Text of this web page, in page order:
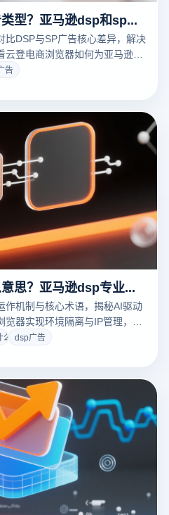
亚马逊dsp是什么广告类型？亚马逊dsp和sp广告的区别
比DSP与SP广告核心差异，解决
登电商浏览器如何为亚马逊广
告
亚马逊dsp广告是什么意思？亚马逊dsp专业术语
作机制与核心术语，揭秘AI驱动
器实现环境隔离与IP管理，提
，赋能品牌全球化获客。立即解
么意思
dsp广告